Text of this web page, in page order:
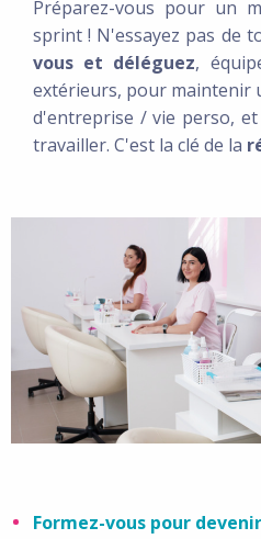
Préparez-vous pour un
sprint ! N'essayez pas de
vous et déléguez,
extérieurs, pour maintenir
d'entreprise / vie perso,
travailler. C'est la clé de la
Formez-vous pour